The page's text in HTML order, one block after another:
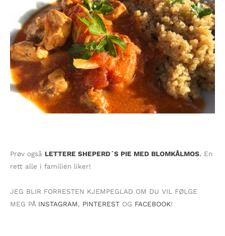
Prøv også LETTERE SHEPERD´S PIE MED BLOMKÅLMOS. En
rett alle i familien liker!
JEG BLIR FORRESTEN KJEMPEGLAD OM DU VIL FØLGE
MEG PÅ INSTAGRAM, PINTEREST OG FACEBOOK!